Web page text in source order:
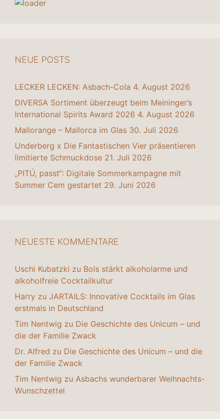
NEUE POSTS
LECKER LECKEN: Asbach-Cola 4. August 2026
DIVERSA Sortiment überzeugt beim Meininger’s
International Spirits Award 2026 4. August 2026
Mallorange – Mallorca im Glas 30. Juli 2026
Underberg x Die Fantastischen Vier präsentieren
limitierte Schmuckdose 21. Juli 2026
„PITÚ, passt“: Digitale Sommerkampagne mit
Summer Cem gestartet 29. Juni 2026
NEUESTE KOMMENTARE
Uschi Kubatzki zu Bols stärkt alkoholarme und
alkoholfreie Cocktailkultur
Harry zu JARTAILS: Innovative Cocktails im Glas
erstmals in Deutschland
Tim Nentwig zu Die Geschichte des Unicum – und
die der Familie Zwack
Dr. Alfred zu Die Geschichte des Unicum – und die
der Familie Zwack
Tim Nentwig zu Asbachs wunderbarer Weihnachts-
Wunschzettel